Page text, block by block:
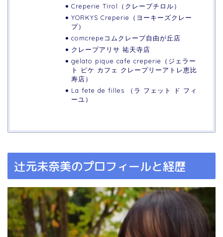
Creperie Tirol（クレープチロル）
YORKYS Creperie（ヨーキーズクレー
プ）
comcrepeコムクレープ自由が丘店
クレープアリサ 祐天寺店
gelato pique cafe creperie（ジェラー
ト ピケ カフェ クレープリーアトレ恵比
寿店）
La fete de filles （ラ フェット ド フィ
ーユ）
辻元未奈美のプロフィールと経歴